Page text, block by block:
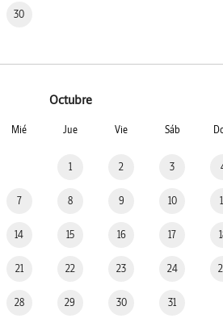
30
Octubre
Mié Jue Vie Sáb
1 2 3
7 8 9 10
14 15 16 17
21 22 23 24
28 29 30 31